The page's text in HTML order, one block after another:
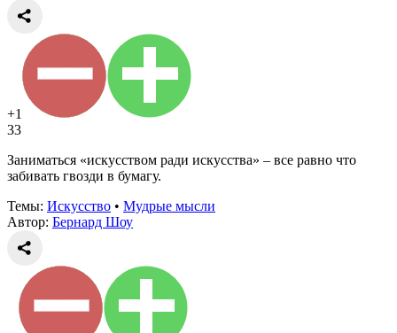
+1
33
Заниматься «искусством ради искусства» – все равно что
забивать гвозди в бумагу.
Темы: Искусство • Мудрые мысли
Автор: Бернард Шоу